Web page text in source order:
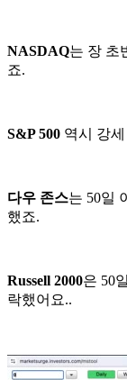
NASDAQ는 장 초
죠.
S&P 500 역시 강
다우 존스는 50일
했죠.
Russell 2000은 50
락했어요..